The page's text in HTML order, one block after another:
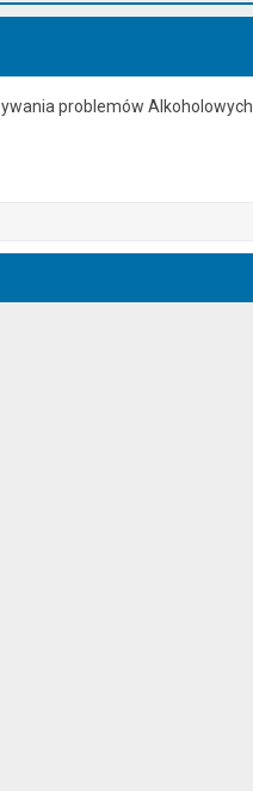
problemów Alkoholowych